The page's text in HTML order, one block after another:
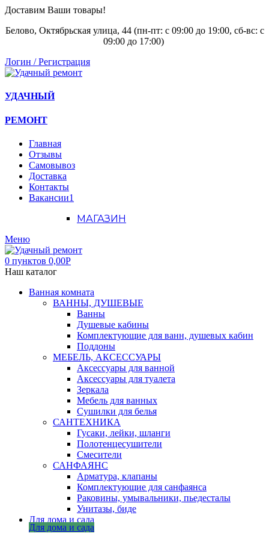
Доставим Ваши товары!
Белово, Октябрьская улица, 44 (пн-пт: с 09:00 до 19:00, сб-вс: с
09:00 до 17:00)
Логин / Регистрация
УДАЧНЫЙ
РЕМОНТ
Главная
Отзывы
Самовывоз
Доставка
Контакты
Вакансии1
МАГАЗИН
Меню
0 пунктов 0,00Р
Наш каталог
Ванная комната
ВАННЫ, ДУШЕВЫЕ
Ванны
Душевые кабины
Комплектующие для ванн, душевых кабин
Поддоны
МЕБЕЛЬ, АКСЕССУАРЫ
Аксессуары для ванной
Аксессуары для туалета
Зеркала
Мебель для ванных
Сушилки для белья
САНТЕХНИКА
Гусаки, лейки, шланги
Полотенцесушители
Смесители
САНФАЯНС
Арматура, клапаны
Комплектующие для санфаянса
Раковины, умывальники, пьедесталы
Унитазы, биде
Для дома и сада
Для дома и сада